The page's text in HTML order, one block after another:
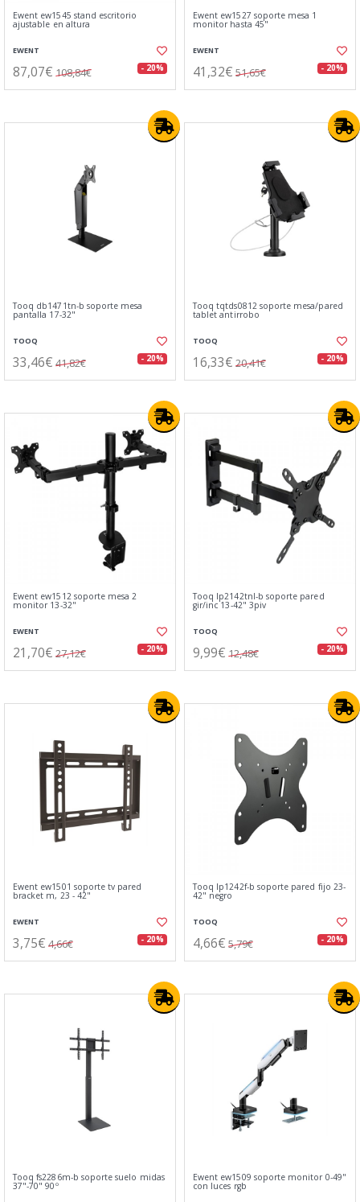
Ewent ew1545 stand escritorio
ajustable en altura
EWENT
87,07€ 108,84€ - 20%
Ewent ew1527 soporte mesa 1
monitor hasta 45"
EWENT
41,32€ 51,65€ - 20%
Tooq db1471tn-b soporte mesa
pantalla 17-32"
TOOQ
33,46€ 41,82€ - 20%
Tooq tqtds0812 soporte mesa/pared
tablet antirrobo
TOOQ
16,33€ 20,41€ - 20%
Ewent ew1512 soporte mesa 2
monitor 13-32"
EWENT
21,70€ 27,12€ - 20%
Tooq lp2142tnl-b soporte pared
gir/inc 13-42" 3piv
TOOQ
9,99€ 12,48€ - 20%
Ewent ew1501 soporte tv pared
bracket m, 23 - 42"
EWENT
3,75€ 4,66€ - 20%
Tooq lp1242f-b soporte pared fijo 23-
42" negro
TOOQ
4,66€ 5,79€ - 20%
Tooq fs2286m-b soporte suelo midas
37"-70" 90º
Ewent ew1509 soporte monitor 0-49"
con luces rgb